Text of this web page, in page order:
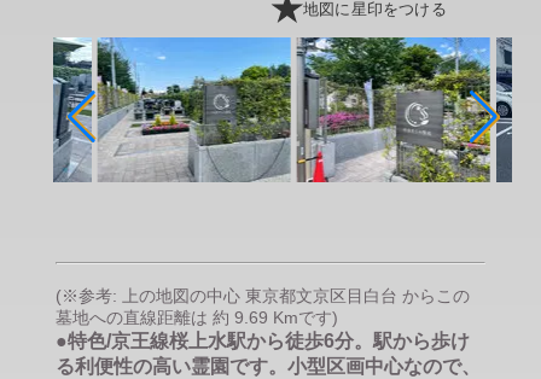
地図に星印をつける
(※参考: 上の地図の中心 東京都文京区目白台 からこの
墓地への直線距離は 約 9.69 Kmです)
●特色/京王線桜上水駅から徒歩6分。駅から歩け
る利便性の高い霊園です。小型区画中心なので、